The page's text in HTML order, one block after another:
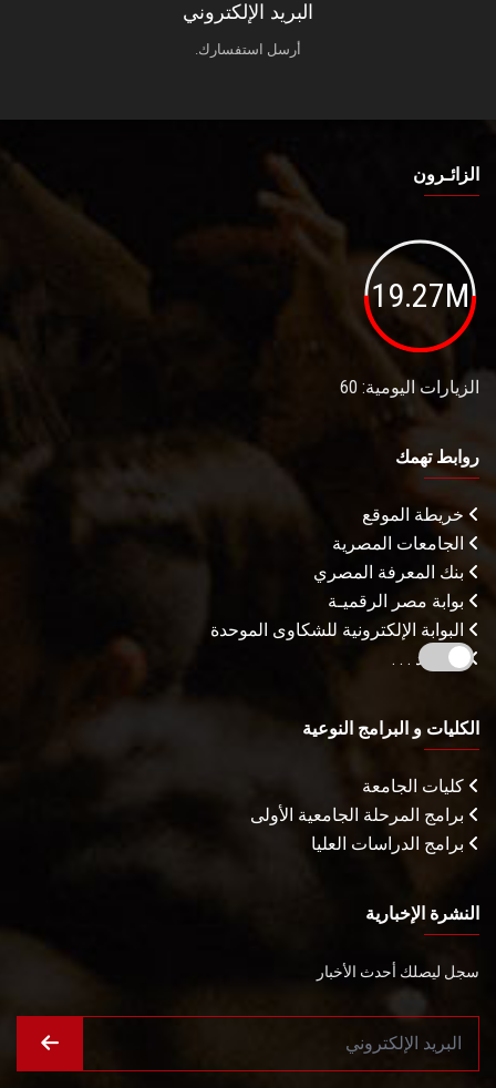
البريد الإلكتروني
أرسل استفسارك.
الزائـرون
19.27M
الزيارات اليومية: 60
روابط تهمك
خريطة الموقع
الجامعات المصرية
بنك المعرفة المصري
بوابة مصر الرقميـة
البوابة الإلكترونية للشكاوى الموحدة
المزيـد . . .
الكليات و البرامج النوعية
كليات الجامعة
برامج المرحلة الجامعية الأولى
برامج الدراسات العليا
النشرة الإخبارية
سجل ليصلك أحدث الأخبار